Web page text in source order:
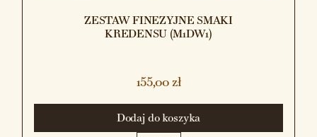
ZESTAW FINEZYJNE SMAKI
KREDENSU (M1DW1)
155,00 zł
Dodaj do koszyka